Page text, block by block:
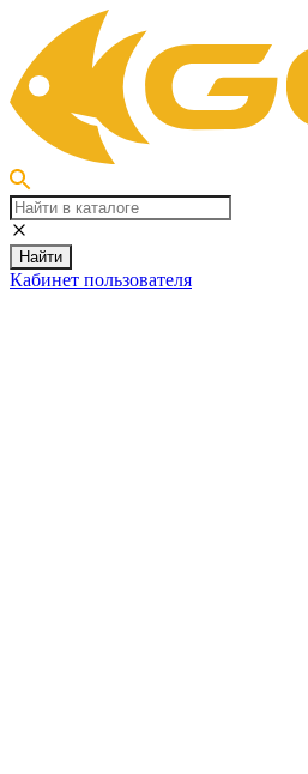
Найти
Кабинет пользователя